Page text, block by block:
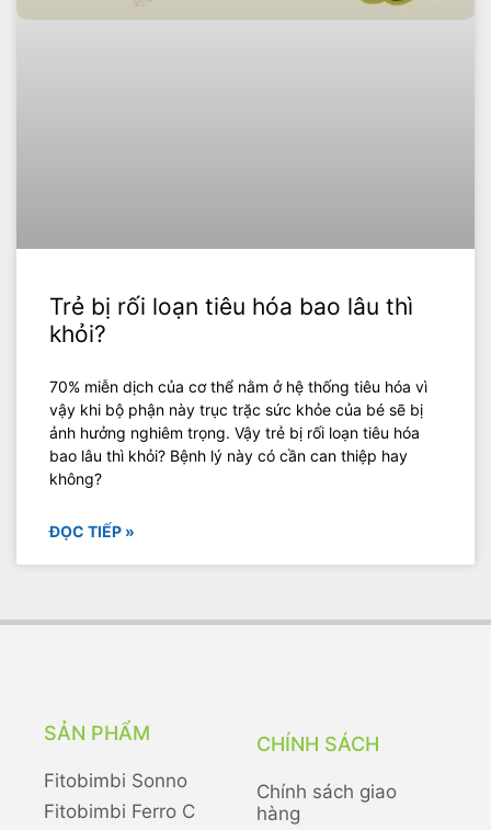
Trẻ bị rối loạn tiêu hóa bao lâu thì
khỏi?
70% miễn dịch của cơ thể nằm ở hệ thống tiêu hóa vì
vậy khi bộ phận này trục trặc sức khỏe của bé sẽ bị
ảnh hưởng nghiêm trọng. Vậy trẻ bị rối loạn tiêu hóa
bao lâu thì khỏi? Bệnh lý này có cần can thiệp hay
không?
ĐỌC TIẾP »
SẢN PHẨM
Fitobimbi Sonno
Fitobimbi Ferro C
CHÍNH SÁCH
Chính sách giao
hàng